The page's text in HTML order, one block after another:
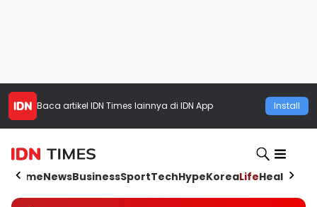
Baca artikel IDN Times lainnya di IDN App Install
HomeNewsBusinessSportTechHypeKoreaLifeHealth